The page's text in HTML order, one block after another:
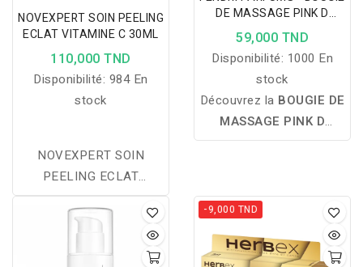
NOVEXPERT SOIN PEELING
ECLAT VITAMINE C 30ML
110,000 TND
Disponibilité: 984 En
stock
NOVEXPERT SOIN
PEELING ECLAT
VITAMINE C 30ML en
vente en ligne, sur le site
de votre parapharmacie à
prix discount, est un soin
DE MASSAGE PINK D
STRESS
59,000 TND
Disponibilité: 1000 En
stock
Découvrez la BOUGIE DE
MASSAGE PINK D
STRESSdeF FENDRI
huile de massage tiède
pour offrir un moment de
relaxation, hydrater la
-9,000 TND